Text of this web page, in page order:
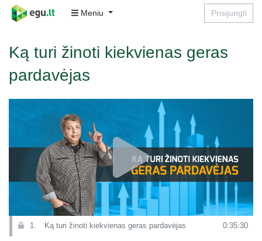
Meniu Prisijungti
Ką turi žinoti kiekvienas geras
pardavėjas
1. Ką turi žinoti kiekvienas geras pardavėjas 0:35:30